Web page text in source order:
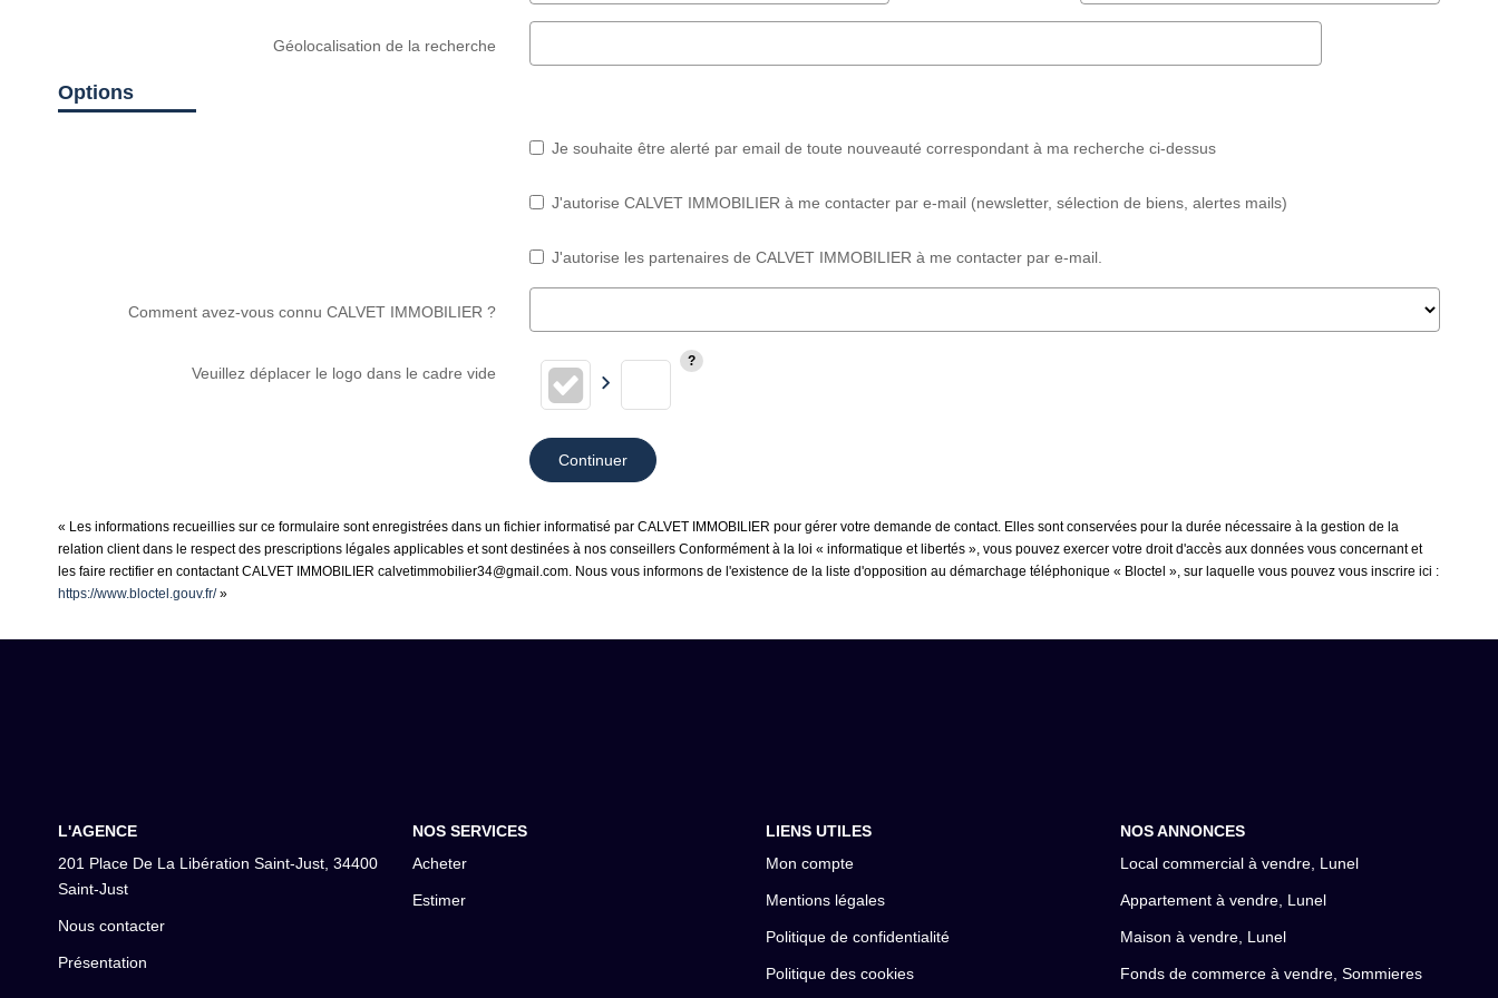
Géolocalisation de la recherche
Options
Je souhaite être alerté par email de toute nouveauté correspondant à ma recherche ci-dessus
J'autorise CALVET IMMOBILIER à me contacter par e-mail (newsletter, sélection de biens, alertes mails)
J'autorise les partenaires de CALVET IMMOBILIER à me contacter par e-mail.
Comment avez-vous connu CALVET IMMOBILIER ?
Veuillez déplacer le logo dans le cadre vide
Continuer
« Les informations recueillies sur ce formulaire sont enregistrées dans un fichier informatisé par CALVET IMMOBILIER pour gérer votre demande de contact. Elles sont conservées pour la durée nécessaire à la gestion de la
relation client dans le respect des prescriptions légales applicables et sont destinées à nos conseillers Conformément à la loi « informatique et libertés », vous pouvez exercer votre droit d'accès aux données vous concernant et
les faire rectifier en contactant CALVET IMMOBILIER calvetimmobilier34@gmail.com. Nous vous informons de l'existence de la liste d'opposition au démarchage téléphonique « Bloctel », sur laquelle vous pouvez vous inscrire ici :
https://www.bloctel.gouv.fr/»
L'AGENCE
201 Place De La Libération Saint-Just, 34400
Saint-Just
Nous contacter
Présentation
NOS SERVICES
Acheter
Estimer
LIENS UTILES
Mon compte
Mentions légales
Politique de confidentialité
Politique des cookies
NOS ANNONCES
Local commercial à vendre, Lunel
Appartement à vendre, Lunel
Maison à vendre, Lunel
Fonds de commerce à vendre, Sommieres